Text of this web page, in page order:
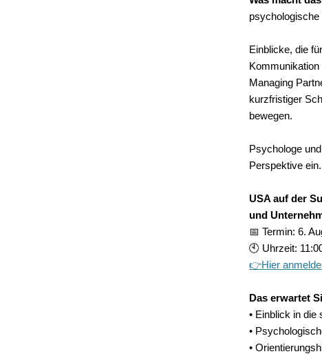
psychologische
Einblicke, die
Managing
kurzfristiger
bewegen.
Psychologe
Perspektive ein.
USA auf der
und
📅 Termin: 6.
🕙 Uhrzeit:
👉Hier
Das erwartet
• Einblick in
•
•